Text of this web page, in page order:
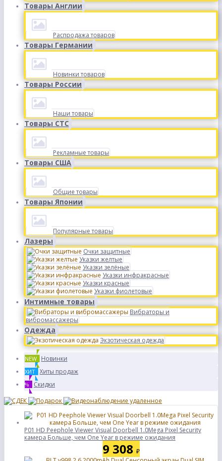
Товары Англии
Распродажа товаров
Товары Германии
Новинки товаров
Товары России
Наши товары
Товары СТС
Рекламные товары
Товары США
Общие товары
Товары Японии
Популярные товары
Лазеры
Очки защитные
Указки желтые
Указки зелёные
Указки инфракрасные
Указки красные
Указки фиолетовые
Интимные товары
Вибраторы и
вибромассажеры
Одежда
Экзотическая одежда
NEW Новинки
ХИТ Хиты продаж
% Скидки
P01 HD Peephole Viewer Visual Doorbell 1.0Mega Pixel Security
камера Больше, чем One Year в режиме ожидания
9 308 ₽